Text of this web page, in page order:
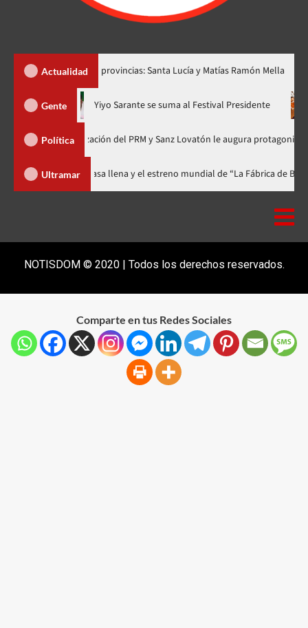
Actualidad
dos nuevas provincias: Santa Lucía y Matías Ramón Mella
Gente
en nuevo horario Yiyo Sarante se suma al Festival
Política
Organización del PRM y Sanz Lovatón le augura protagonismo político
Ultramar
celebra 15 años con una gala a casa llena y el estreno mundial de “La
NOTISDOM © 2020 | Todos los derechos reservados.
Comparte en tus Redes Sociales